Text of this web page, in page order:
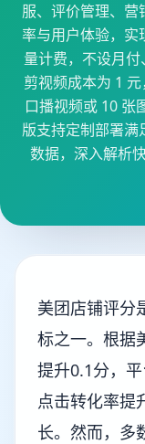
服、评价管理、
率与用户体验，实
量计费，不设月
剪视频成本为 1
口播视频或 10 张
版支持定制部署满
数据，深入解析
美团店铺评分
标之一。根据
提升0.1分，
点击转化率提
长。然而，多